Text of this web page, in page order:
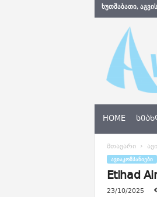
ᲮᲣᲗᲨᲐᲑᲐᲗᲘ,
N
w
s
e
HOME
მთავარი
ᲐᲕᲘᲐᲙᲝᲛᲞᲐᲜᲘᲔᲑᲘ
Etihad
23/10/2025